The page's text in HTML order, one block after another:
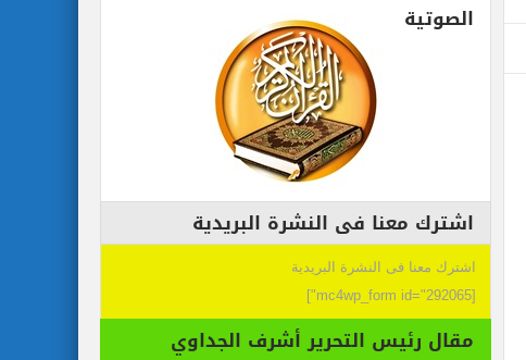
الصوتية
اشترك معنا فى النشرة البريدية
اشترك معنا فى النشرة البريدية
[mc4wp_form id="292065"]
مقال رئيس التحرير أشرف الجداوي